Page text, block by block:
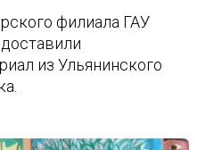
филиала ГАУ
из Ульянинского